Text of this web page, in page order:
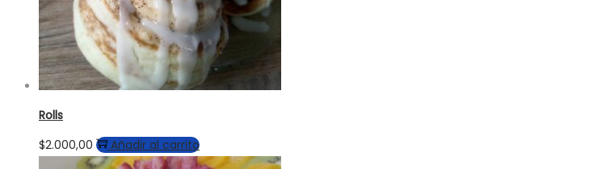
Rolls
$2.000,00 Añadir al carrito